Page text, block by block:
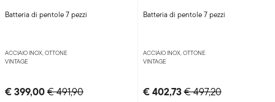
Batteria di pentole 7 pezzi
ACCIAIO INOX, OTTONE
VINTAGE
€ 399,00Price reduced from
€ 491,90to
Batteria di pentole 7 pezzi
ACCIAIO INOX, OTTONE
VINTAGE
€ 402,73Price reduced from
€ 497,20to